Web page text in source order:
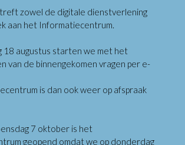
zowel de digitale dienstverlening
aan het Informatiecentrum.
18 augustus starten we met het
van de binnengekomen vragen per e-
is dan ook weer op afspraak
7 oktober is het
geopend omdat we op donderdag